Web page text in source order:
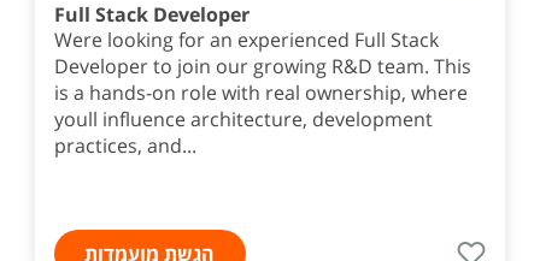
Full Stack Developer
Were looking for an experienced Full Stack
Developer to join our growing R&D team. This
is a hands-on role with real ownership, where
youll influence architecture, development
practices, and...
הגשת מועמדות